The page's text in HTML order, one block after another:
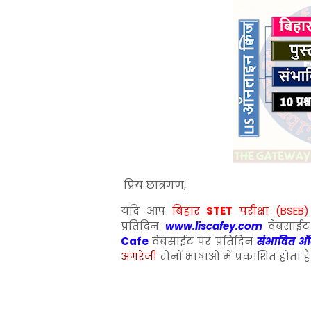
प्रिय छात्रगण,
यदि आप बिहार STET परीक्षा (BSEB)
प्रतिदिन www.liscafey.com
Cafe वेबसाईट पर प्रतिदिन संभावित
अंगरेजीदोनों भाषाओं में प्रकाशित होता